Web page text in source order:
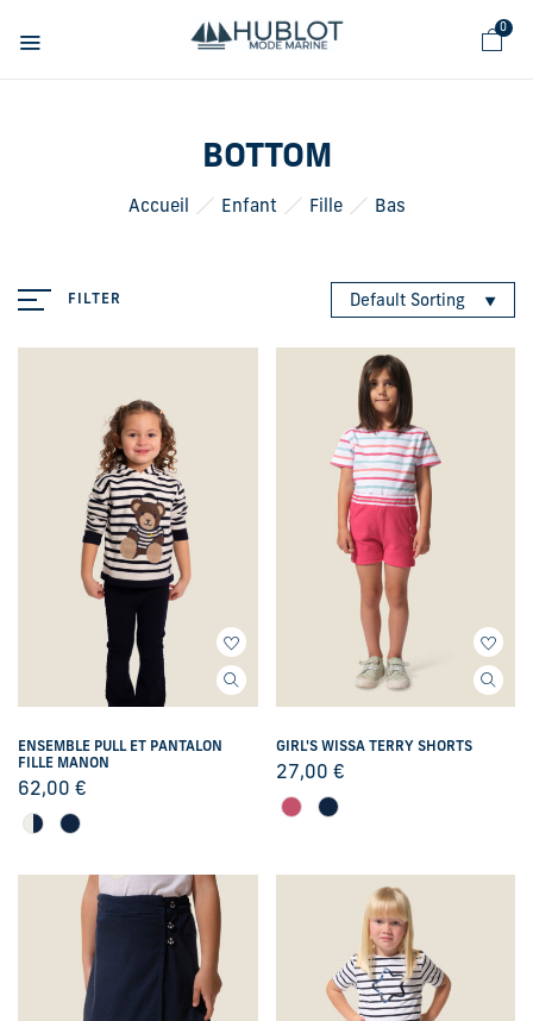
0
BOTTOM
Accueil Enfant Fille Bas
FILTER Default Sorting
ENSEMBLE PULL ET PANTALON
FILLE MANON
62,00 €
GIRL'S WISSA TERRY SHORTS
27,00 €
Cookies management panel